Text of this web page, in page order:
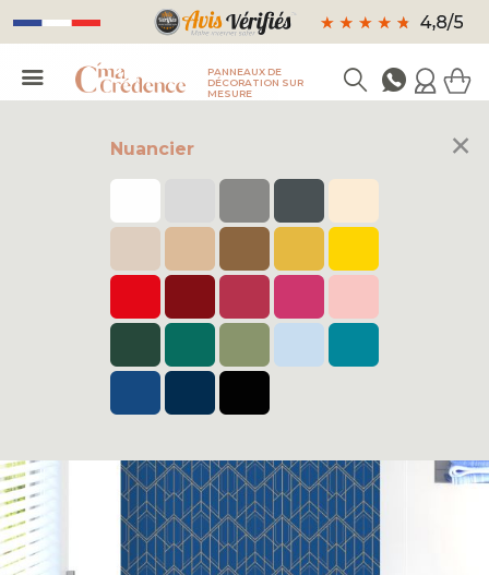
PANNEAUX DE
DÉCORATION SUR
MESURE
Nuancier ×